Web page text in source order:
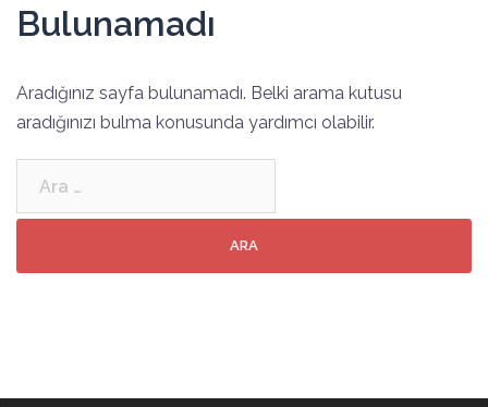
Bulunamadı
Aradığınız sayfa bulunamadı. Belki arama kutusu
aradığınızı bulma konusunda yardımcı olabilir.